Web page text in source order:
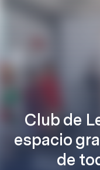
Club de
espacio
de